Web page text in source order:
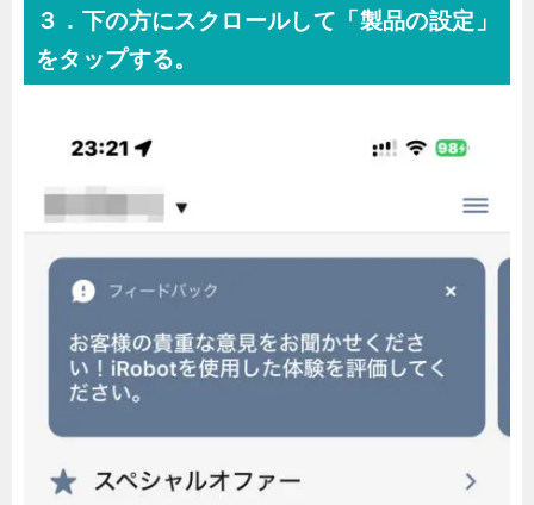
３．下の方にスクロールして「製品の設定」
をタップする。